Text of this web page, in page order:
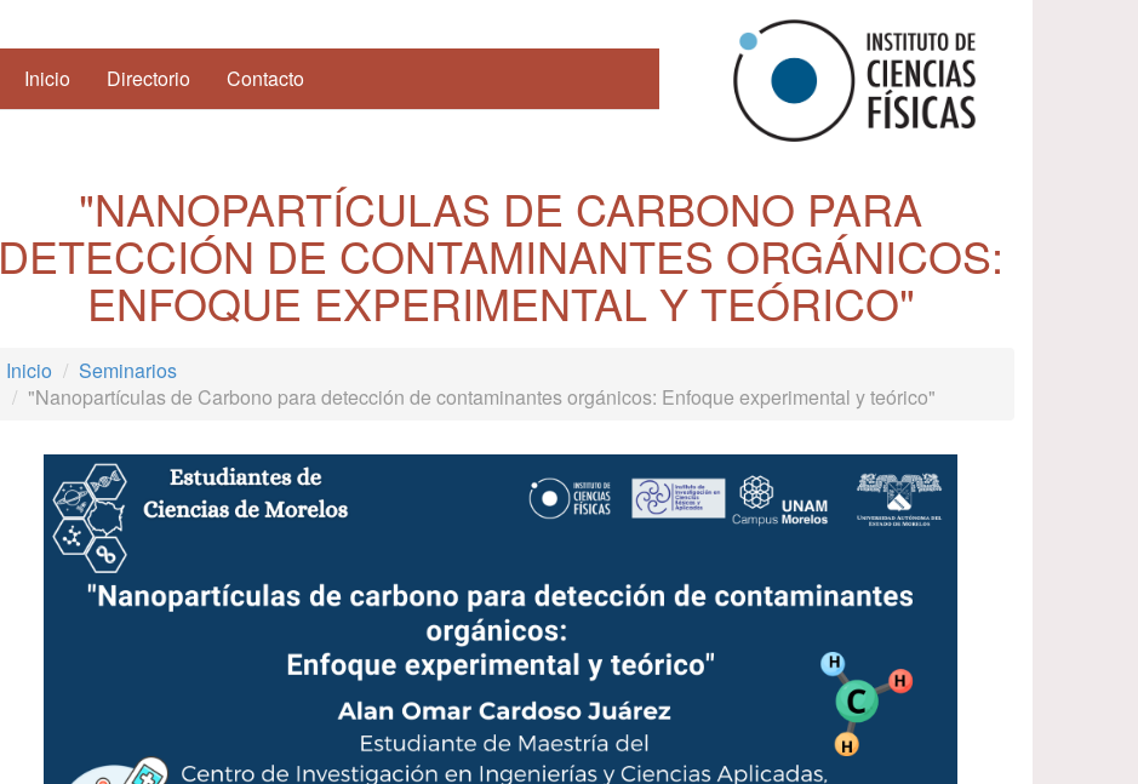
Inicio(current)Directorio Contacto
"NANOPARTÍCULAS DE CARBONO PARA
DETECCIÓN DE CONTAMINANTES ORGÁNICOS:
ENFOQUE EXPERIMENTAL Y TEÓRICO"
Inicio
Seminarios
"Nanopartículas de Carbono para detección de contaminantes orgánicos: Enfoque experimental y teórico"